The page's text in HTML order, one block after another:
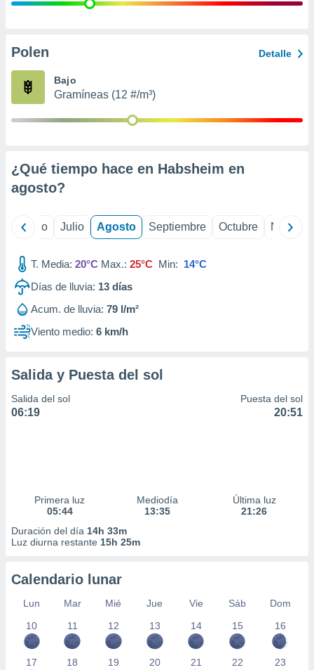
e
publicidad
Polen Detalle
Bajo
Gramíneas (12 #/m³)
¿Qué tiempo hace en Habsheim en
agosto?
Junio Julio Agosto Septiembre Octubre
T. Media: 20°C Max.: 25°C Min: 14°C
Días de lluvia: 13 días
Acum. de lluvia: 79 l/m²
Viento medio: 6 km/h
Salida y Puesta del sol
Salida del sol
06:19
Puesta del sol
20:51
Primera luz
05:44
Mediodía
13:35
Última luz
21:26
Duración del día 14h 33m
Luz diurna restante 15h 25m
Calendario lunar
Lun Mar Mié Jue Vie Sáb
Dom
10
11 12 13 14 15 16
17 18 19 20 21 22 23